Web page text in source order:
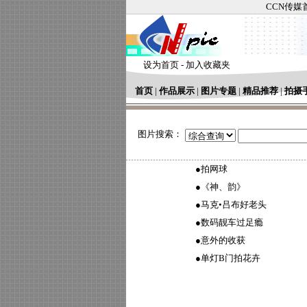
CCN传媒
设为首页 - 加入收藏夹
首页 | 作品展示 | 图片专题 | 精品推荐|拍摄
图片搜索：
●拍网球
● 《神、韵》
●马克•吕布好老头
●数码靓车过足瘾
●意外的收获
●单灯B门拍花卉